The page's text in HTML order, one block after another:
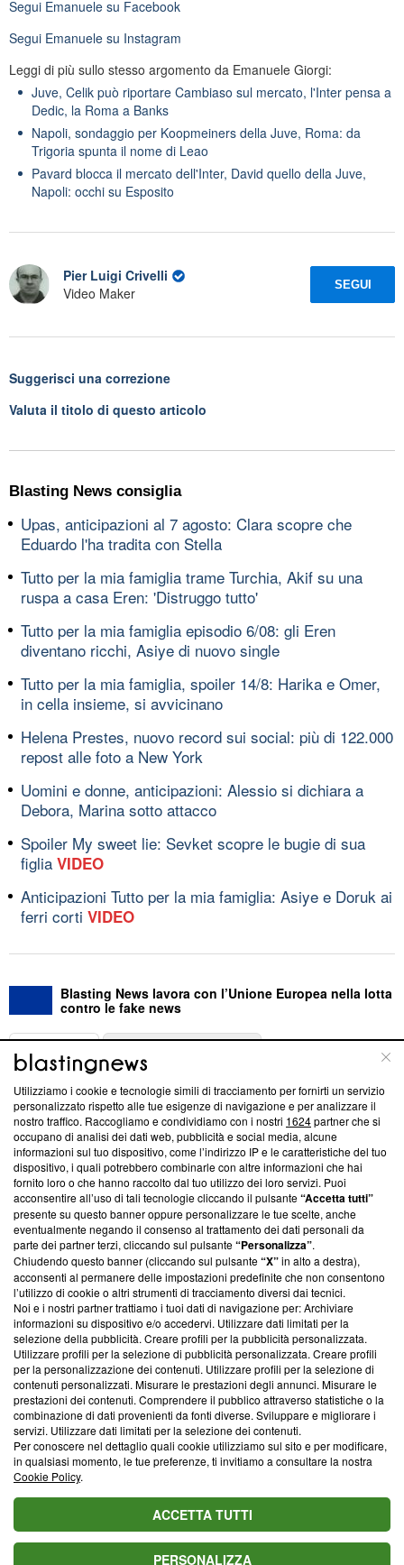
Segui Emanuele su Facebook
Segui Emanuele su Instagram
Leggi di più sullo stesso argomento da Emanuele Giorgi:
Juve, Celik può riportare Cambiaso sul mercato, l'Inter pensa a
Dedic, la Roma a Banks
Napoli, sondaggio per Koopmeiners della Juve, Roma: da
Trigoria spunta il nome di Leao
Pavard blocca il mercato dell'Inter, David quello della Juve,
Napoli: occhi su Esposito
Pier Luigi Crivelli
Video Maker
SEGUI
Suggerisci una correzione
Valuta il titolo di questo articolo
Blasting News consiglia
Upas, anticipazioni al 7 agosto: Clara scopre che
Eduardo l'ha tradita con Stella
Tutto per la mia famiglia trame Turchia, Akif su una
ruspa a casa Eren: 'Distruggo tutto'
Tutto per la mia famiglia episodio 6/08: gli Eren
diventano ricchi, Asiye di nuovo single
Tutto per la mia famiglia, spoiler 14/8: Harika e Omer,
in cella insieme, si avvicinano
Helena Prestes, nuovo record sui social: più di 122.000
repost alle foto a New York
Uomini e donne, anticipazioni: Alessio si dichiara a
Debora, Marina sotto attacco
Spoiler My sweet lie: Sevket scopre le bugie di sua
figlia VIDEO
Anticipazioni Tutto per la mia famiglia: Asiye e Doruk ai
ferri corti VIDEO
Blasting News lavora con l’Unione Europea nella lotta
contro le fake news
ABOUT
Questa sezione offre informazioni trasparenti su Blasting
News, sui nostri processi editoriali e su come ci impegniamo a
creare news di qualità. Inoltre, afferma la nostra aderenza a
‘Trust Project - News with Integrity’Blasting News non è
ancora membro del programma, ma ha richiesto di farne
parte; Trust Project non ha ancora effettuato una verifica di
conformità agli standard.
Su di noi
Team editoriale
Corporate
Redazione
Informativa Privacy
Cookie Policy
Blasting SA, IDI CHE-247.845.224, Via Carlo Frasca, 3 - 6900
Lugano (Svizzera) Tel:+39 0690258937
© 2026 Blasting News
Utilizziamo i cookie e tecnologie simili di tracciamento per fornirti un servizio
personalizzato rispetto alle tue esigenze di navigazione e per analizzare il
nostro traffico. Raccogliamo e condividiamo con i nostri 1624partner che si
occupano di analisi dei dati web, pubblicità e social media, alcune
informazioni sul tuo dispositivo, come l’indirizzo IP e le caratteristiche del tuo
dispositivo, i quali potrebbero combinarle con altre informazioni che hai
fornito loro o che hanno raccolto dal tuo utilizzo dei loro servizi. Puoi
acconsentire all’uso di tali tecnologie cliccando il pulsante“Accetta tutti”
presente su questo banner oppure personalizzare le tue scelte, anche
eventualmente negando il consenso al trattamento dei dati personali da
parte dei partner terzi, cliccando sul pulsante“Personalizza”.
Chiudendo questo banner (cliccando sul pulsante“X”in alto a destra),
acconsenti al permanere delle impostazioni predefinite che non consentono
l’utilizzo di cookie o altri strumenti di tracciamento diversi dai tecnici.
Noi e i nostri partner trattiamo i tuoi dati di navigazione per: Archiviare
informazioni su dispositivo e/o accedervi. Utilizzare dati limitati per la
selezione della pubblicità. Creare profili per la pubblicità personalizzata.
Utilizzare profili per la selezione di pubblicità personalizzata. Creare profili
per la personalizzazione dei contenuti. Utilizzare profili per la selezione di
contenuti personalizzati. Misurare le prestazioni degli annunci. Misurare le
prestazioni dei contenuti. Comprendere il pubblico attraverso statistiche o la
combinazione di dati provenienti da fonti diverse. Sviluppare e migliorare i
servizi. Utilizzare dati limitati per la selezione dei contenuti.
Per conoscere nel dettaglio quali cookie utilizziamo sul sito e per modificare,
in qualsiasi momento, le tue preferenze, ti invitiamo a consultare la nostra
Cookie Policy.
ACCETTA TUTTI
PERSONALIZZA